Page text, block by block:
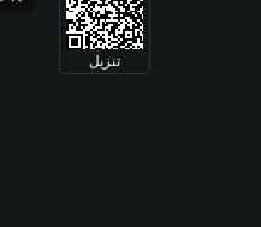
تنزيل